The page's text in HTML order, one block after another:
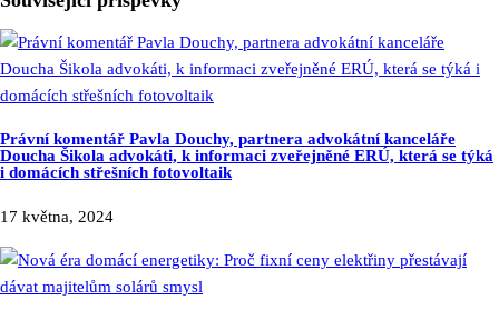
Právní komentář Pavla Douchy, partnera advokátní kanceláře
Doucha Šikola advokáti, k informaci zveřejněné ERÚ, která se týká
i domácích střešních fotovoltaik
17 května, 2024